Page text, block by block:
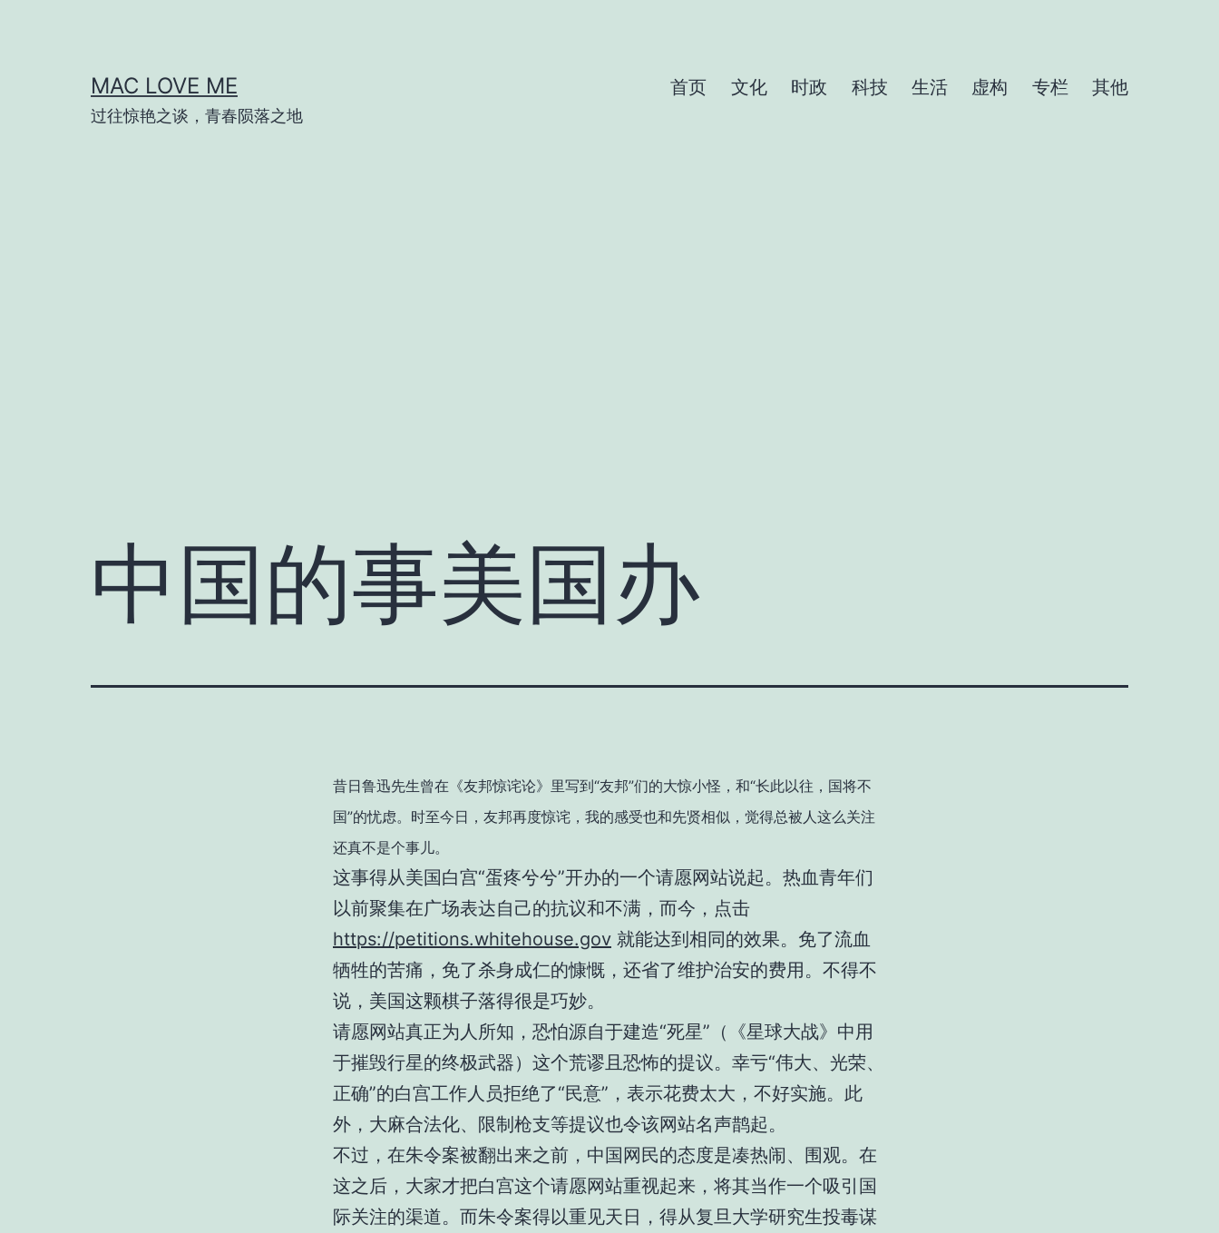
MAC LOVE ME
过往惊艳之谈，青春陨落之地
首页 文化 时政 科技 生活 虚构 专栏 其他
中国的事美国办
昔日鲁迅先生曾在《友邦惊诧论》里写到“友邦”们的大惊小怪，和“长此以往，国将不
国”的忧虑。时至今日，友邦再度惊诧，我的感受也和先贤相似，觉得总被人这么关注
还真不是个事儿。
这事得从美国白宫“蛋疼兮兮”开办的一个请愿网站说起。热血青年们
以前聚集在广场表达自己的抗议和不满，而今，点击
https://petitions.whitehouse.gov 就能达到相同的效果。免了流血
牺牲的苦痛，免了杀身成仁的慷慨，还省了维护治安的费用。不得不
说，美国这颗棋子落得很是巧妙。
请愿网站真正为人所知，恐怕源自于建造“死星”（《星球大战》中用
于摧毁行星的终极武器）这个荒谬且恐怖的提议。幸亏“伟大、光荣、
正确”的白宫工作人员拒绝了“民意”，表示花费太大，不好实施。此
外，大麻合法化、限制枪支等提议也令该网站名声鹊起。
不过，在朱令案被翻出来之前，中国网民的态度是凑热闹、围观。在
这之后，大家才把白宫这个请愿网站重视起来，将其当作一个吸引国
际关注的渠道。而朱令案得以重见天日，得从复旦大学研究生投毒谋